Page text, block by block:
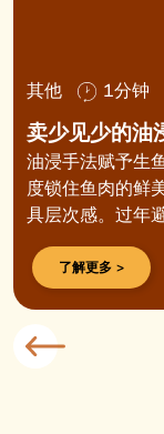
其他 1分钟
卖少见少的油
油浸手法赋予生
度锁住鱼肉的鲜
具层次感。过年
“一帆风顺”。
了解更多 >